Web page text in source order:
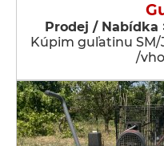
Prodej / Nabídka
Kúpim guľatinu SM/
/